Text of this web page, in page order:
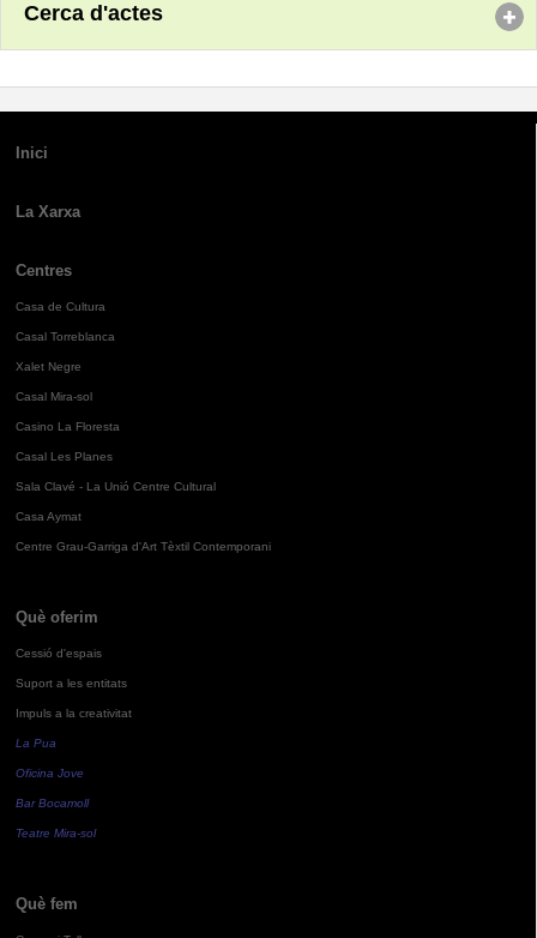
Cerca d'actes
Inici
La Xarxa
Centres
Casa de Cultura
Casal Torreblanca
Xalet Negre
Casal Mira-sol
Casino La Floresta
Casal Les Planes
Sala Clavé - La Unió Centre Cultural
Casa Aymat
Centre Grau-Garriga d'Art Tèxtil Contemporani
Què oferim
Cessió d'espais
Suport a les entitats
Impuls a la creativitat
La Pua
Oficina Jove
Bar Bocamoll
Teatre Mira-sol
Què fem